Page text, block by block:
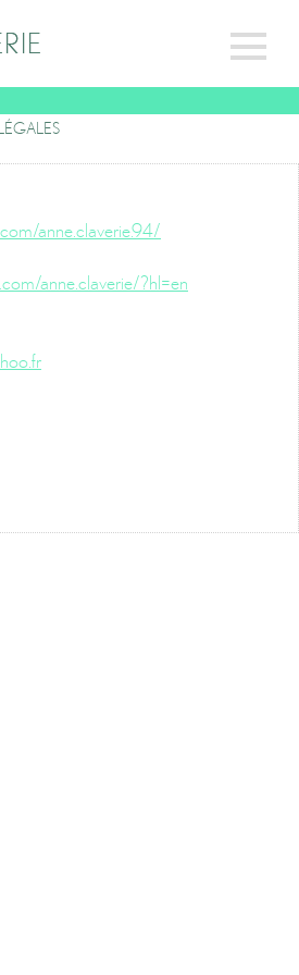
anne.claverie.94/
anne.claverie/?hl=en